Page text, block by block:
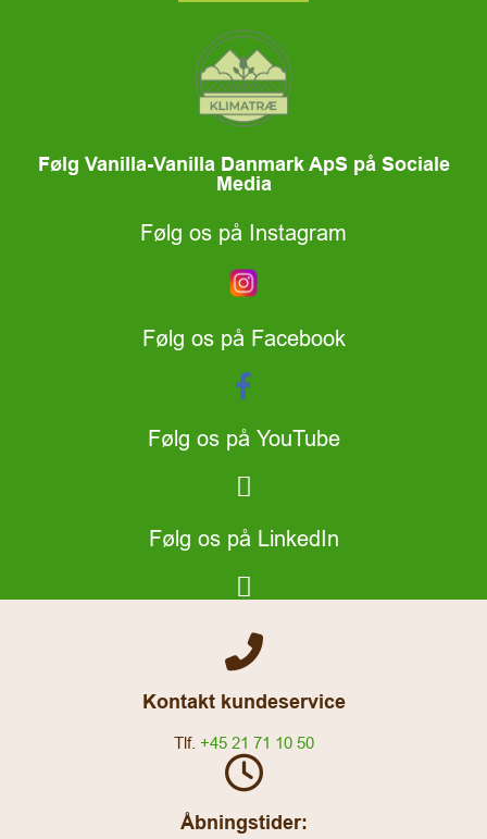
Følg Vanilla-Vanilla Danmark ApS på Sociale
Media
Følg os på Instagram
Følg os på Facebook
Følg os på YouTube
Følg os på LinkedIn
Kontakt kundeservice
Tlf. +45 21 71 10 50
Åbningstider: